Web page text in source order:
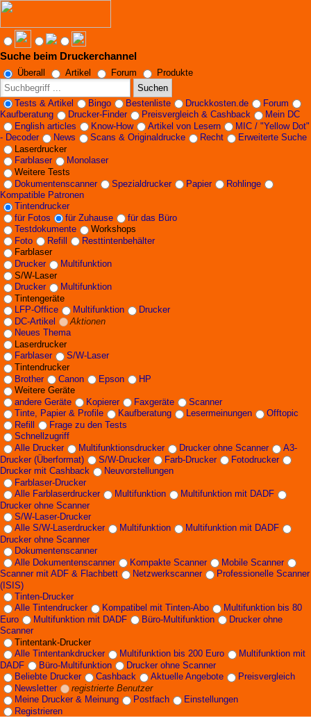
Suche beim Druckerchannel
Überall Artikel Forum
Produkte
Suchen
Tests & Artikel
Bingo Bestenliste Druckkosten.de
Forum
Kaufberatung
Drucker-Finder Preisvergleich & Cashback
Mein DC
English articles
Know-How Artikel von Lesern
MIC / "Yellow Dot"
- Decoder
News Scans & Originaldrucke Recht
Erweiterte Suche
Laserdrucker
Farblaser
Monolaser
Weitere Tests
Dokumentenscanner
Spezialdrucker Papier
Rohlinge
Kompatible Patronen
Tintendrucker
für Fotos
für Zuhause
für das Büro
Testdokumente
Workshops
Foto
Refill
Resttintenbehälter
Farblaser
Drucker
Multifunktion
S/W-Laser
Drucker
Multifunktion
Tintengeräte
LFP-Office
Multifunktion
Drucker
DC-Artikel
Aktionen
Neues Thema
Laserdrucker
Farblaser
S/W-Laser
Tintendrucker
Brother
Canon Epson
HP
Weitere Geräte
andere Geräte
Kopierer Faxgeräte
Scanner
Tinte, Papier & Profile
Kaufberatung Lesermeinungen
Offtopic
Refill
Frage zu den Tests
Schnellzugriff
Alle Drucker
Multifunktionsdrucker Drucker ohne Scanner
A3-
Drucker (Überformat)
S/W-Drucker Farb-Drucker
Fotodrucker
Drucker mit Cashback
Neuvorstellungen
Farblaser-Drucker
Alle Farblaserdrucker
Multifunktion
Multifunktion mit DADF
Drucker ohne Scanner
S/W-Laser-Drucker
Alle S/W-Laserdrucker
Multifunktion
Multifunktion mit DADF
Drucker ohne Scanner
Dokumentenscanner
Alle Dokumentenscanner
Kompakte Scanner
Mobile Scanner
Scanner mit ADF & Flachbett
Netzwerkscanner
Professionelle Scanner
(ISIS)
Tinten-Drucker
Alle Tintendrucker
Kompatibel mit Tinten-Abo
Multifunktion bis 80
Euro
Multifunktion mit DADF Büro-Multifunktion
Drucker ohne
Scanner
Tintentank-Drucker
Alle Tintentankdrucker
Multifunktion bis 200 Euro
Multifunktion mit
DADF
Büro-Multifunktion
Drucker ohne Scanner
Beliebte Drucker
Cashback Aktuelle Angebote
Preisvergleich
Newsletter
registrierte Benutzer
Meine Drucker & Meinung
Postfach
Einstellungen
Registrieren
Angebote werden geladen...